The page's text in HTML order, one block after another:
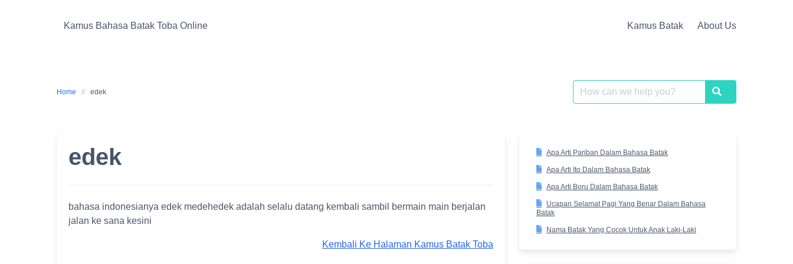
Kamus Bahasa Batak Toba Online Kamus Batak About Us
Home edek
Search
for:
Search
Apa Arti Pariban Dalam Bahasa Batak
Apa Arti Ito Dalam Bahasa Batak
Apa Arti Boru Dalam Bahasa Batak
Ucapan Selamat Pagi Yang Benar Dalam Bahasa
Batak
Nama Batak Yang Cocok Untuk Anak Laki-Laki
edek
bahasa indonesianya edek medehedek adalah selalu datang kembali sambil bermain main berjalan
jalan ke sana kesini
Kembali Ke Halaman Kamus Batak Toba